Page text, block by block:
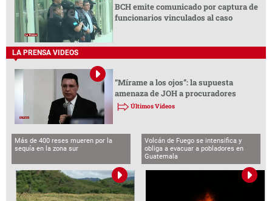
BCH emite comunicado por captura de
funcionarios vinculados al caso
LA PRENSA VIDEOS
“Mírame a los ojos”: la supuesta
amenaza de JOH a procuradores
Últimos Videos
Más de 400 reses mueren por la
sequía en la zona sur
Volcán de Fuego se intensifica y
obliga a evacuar a pobladores en
Guatemala